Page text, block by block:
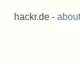
hackr.de - about